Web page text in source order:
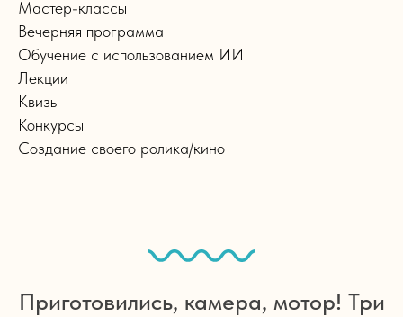
Мастер-классы
Вечерняя программа
Обучение с использованием ИИ
Лекции
Квизы
Конкурсы
Создание своего ролика/кино
Приготовились, камера, мотор! Три